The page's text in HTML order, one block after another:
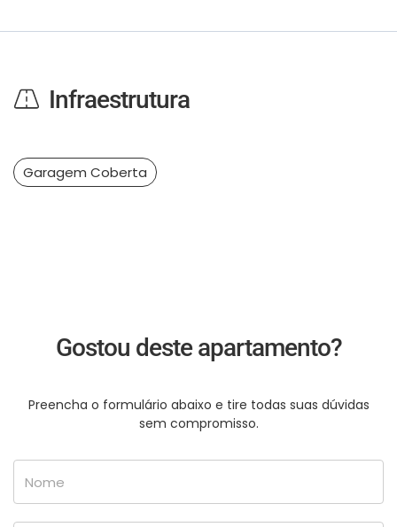
Infraestrutura
Garagem Coberta
Gostou deste apartamento?
Preencha o formulário abaixo e tire todas suas dúvidas
sem compromisso.